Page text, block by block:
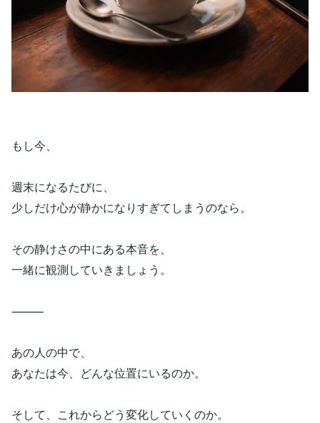
もし今、
週末になるたびに、
少しだけ心が静かになりすぎてしまうのなら。
その静けさの中にある本音を、
一緒に観測していきましょう。
⸻
あの人の中で、
あなたは今、どんな位置にいるのか。
そして、これからどう変化していくのか。